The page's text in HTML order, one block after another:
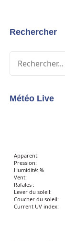
Rechercher
Météo Live
Apparent:
Pression:
Humidité: %
Vent:
Rafales :
Lever du soleil:
Coucher du soleil:
Current UV index: